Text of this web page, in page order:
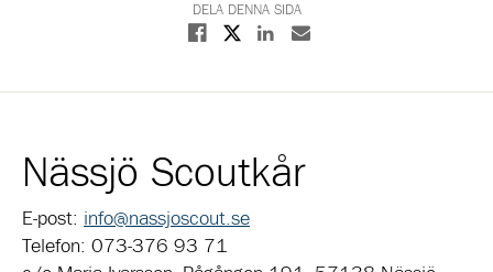
DELA DENNA SIDA
Dela på Facebook
Dela på XDela på Linkedin
Dela med E-post
Nässjö Scoutkår
E-post: info@nassjoscout.se
Telefon: 073-376 93 71